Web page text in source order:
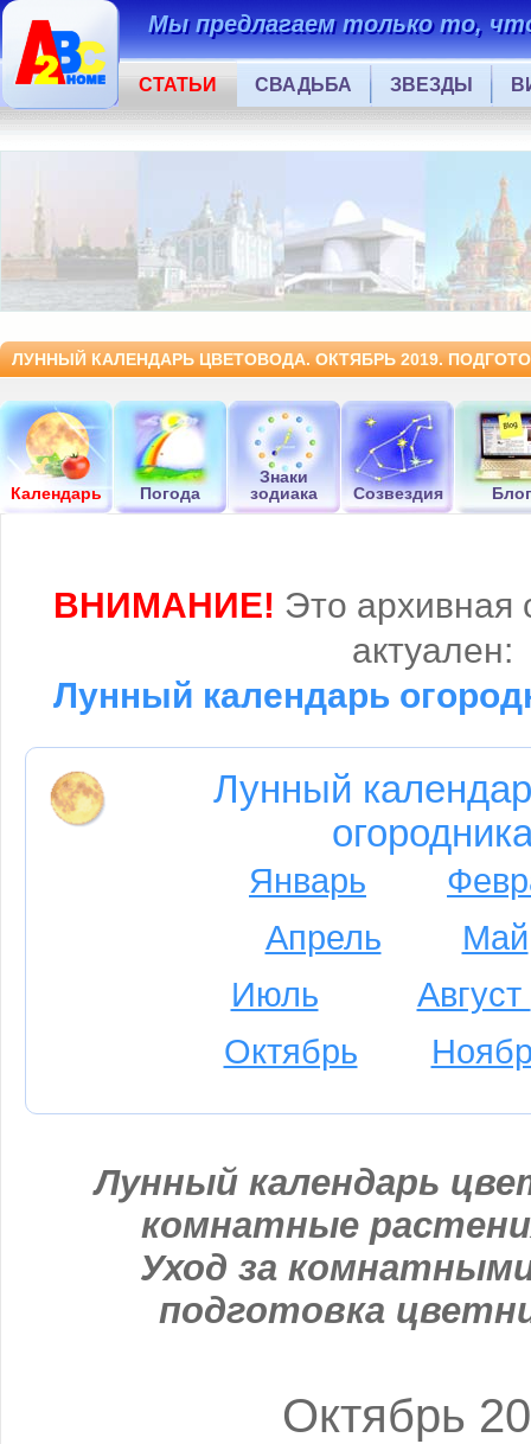
Мы предлагаем только то,
СТАТЬИ СВАДЬБА ЗВЕЗДЫ
ЛУННЫЙ КАЛЕНДАРЬ ЦВЕТОВОДА. ОКТЯБРЬ 2019.
Календарь Погода
Знаки
зодиака
Созвездия Блог
ВНИМАНИЕ! Это архивная
актуален:
Лунный календарь
Лунный
Январь
Апрель
Май
Июль
Август
Октябрь
Лунный календарь
комнатные
Уход за
подготовка
Октябрь